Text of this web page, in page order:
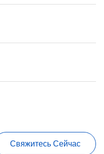
Свяжитесь Сейчас